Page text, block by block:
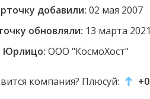
добавили: 02 мая 2007
обновляли: 13 марта 2021
Юрлицо: ООО "КосмоХост"
компания? Плюсуй: +0